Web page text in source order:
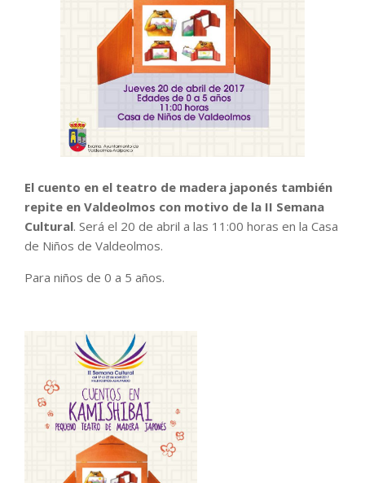
El cuento en el teatro de madera japonés también
repite en Valdeolmos con motivo de la II Semana
Cultural. Será el 20 de abril a las 11:00 horas en la Casa
de Niños de Valdeolmos.
Para niños de 0 a 5 años.